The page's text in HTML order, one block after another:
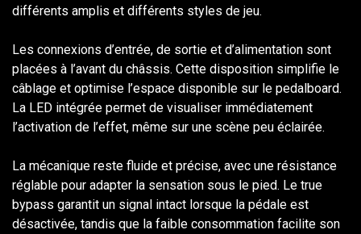
différents amplis et différents styles de jeu.
Les connexions d’entrée, de sortie et d’alimentation sont
placées à l’avant du châssis. Cette disposition simplifie le
câblage et optimise l’espace disponible sur le pedalboard.
La LED intégrée permet de visualiser immédiatement
l’activation de l’effet, même sur une scène peu éclairée.
La mécanique reste fluide et précise, avec une résistance
réglable pour adapter la sensation sous le pied. Le true
bypass garantit un signal intact lorsque la pédale est
désactivée, tandis que la faible consommation facilite son